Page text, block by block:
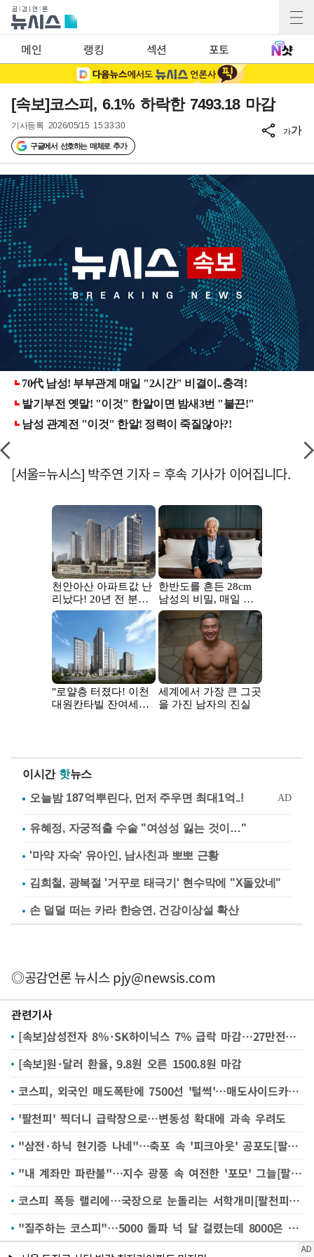
메인 랭킹 섹션 포토
[속보]코스피, 6.1% 하락한 7493.18 마감
기사등록 2026/05/15 15:33:30
구글에서 선호하는 매체로 추가
가가
[서울=뉴시스] 박주연 기자 = 후속 기사가 이어집니다.
이시간 핫뉴스
유혜정, 자궁적출 수술 "여성성 잃는 것이…"
'마약 자숙' 유아인, 남사친과 뽀뽀 근황
김희철, 광복절 '거꾸로 태극기' 현수막에 "X돌았네"
손 덜덜 떠는 카라 한승연, 건강이상설 확산
◎공감언론 뉴시스pjy@newsis.com
관련기사
[속보]삼성전자 8%·SK하이닉스 7% 급락 마감…27만전자·180만닉스 후퇴
[속보]원·달러 환율, 9.8원 오른 1500.8원 마감
코스피, 외국인 매도폭탄에 7500선 '털썩'…매도사이드카 발동
'팔천피' 찍더니 급락장으로…변동성 확대에 과속 우려도
"삼전·하닉 현기증 나네"…축포 속 '피크아웃' 공포도[팔천피 시대]
"내 계좌만 파란불"…지수 광풍 속 여전한 '포모' 그늘[팔천피 시대]
코스피 폭등 랠리에…국장으로 눈돌리는 서학개미[팔천피 시대]
"질주하는 코스피"…5000 돌파 넉 달 걸렸는데 8000은 7거래일만[팔천피 시대]